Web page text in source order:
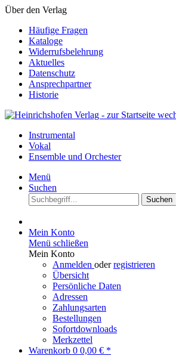
Über den Verlag
Häufige Fragen
Kataloge
Widerrufsbelehrung
Aktuelles
Datenschutz
Ansprechpartner
Historie
Instrumental
Vokal
Ensemble und Orchester
Menü
Suchen
Suchen
Mein Konto
Menü schließen
Mein Konto
Anmelden oderregistrieren
Übersicht
Persönliche Daten
Adressen
Zahlungsarten
Bestellungen
Sofortdownloads
Merkzettel
Warenkorb 0 0,00 € *